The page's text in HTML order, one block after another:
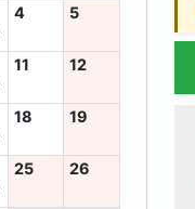
4 5
11 12
18 19
25 26